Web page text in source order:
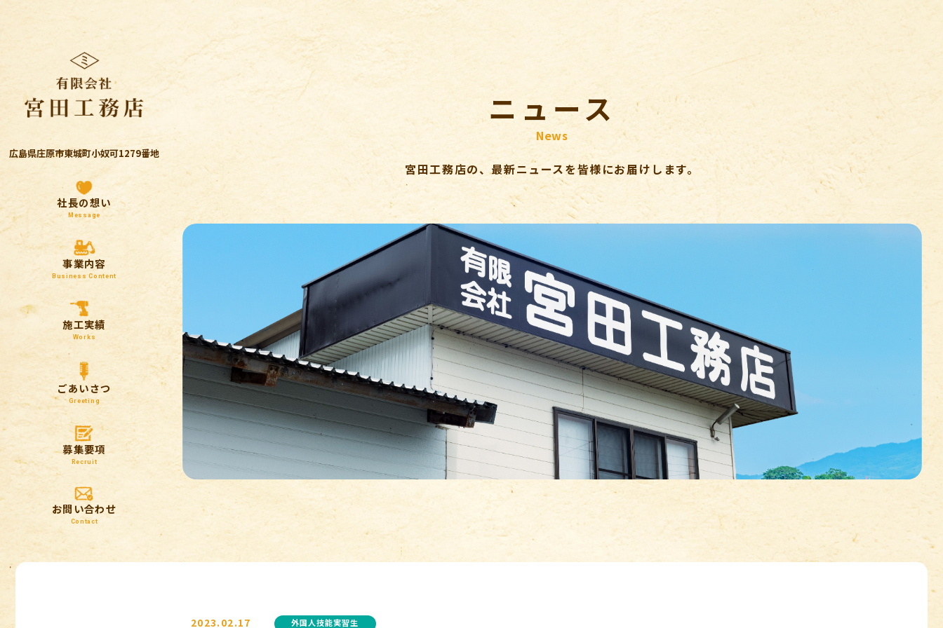
広島県庄原市東城町小奴可1279番地
社長の想い
Message
事業内容
Business Content
施工実績
Works
ごあいさつ
Greeting
募集要項
Recruit
お問い合わせ
Contact
ニュース
News
宮田工務店の、最新ニュースを皆様にお届けします。
2023.02.17 外国人技能実習生